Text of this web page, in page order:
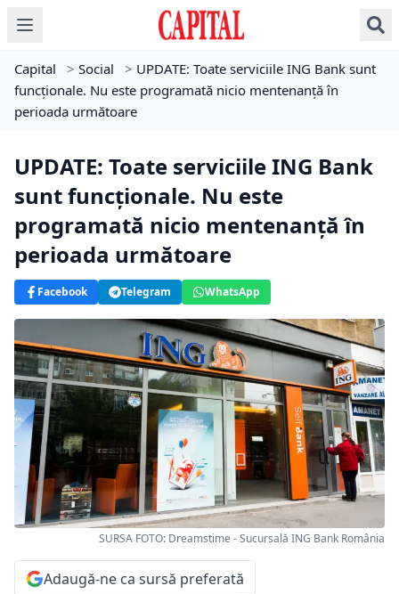
Capital > Social > UPDATE: Toate serviciile ING Bank sunt
funcționale. Nu este programată nicio mentenanță în
perioada următoare
UPDATE: Toate serviciile ING Bank
sunt funcționale. Nu este
programată nicio mentenanță în
perioada următoare
Facebook Telegram WhatsApp
SURSA FOTO: Dreamstime - Sucursală ING Bank România
Adaugă-ne ca sursă preferată